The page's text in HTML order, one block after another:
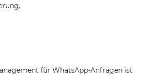
für WhatsApp-Anfragen ist